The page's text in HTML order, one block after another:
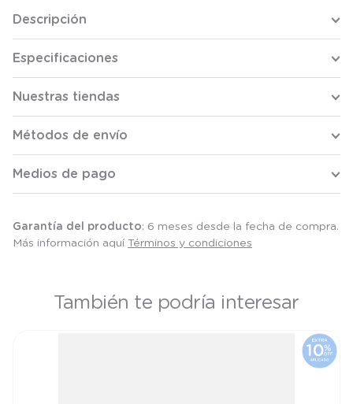
Descripción
Especificaciones
Nuestras tiendas
Métodos de envío
Medios de pago
Garantía del producto: 6 meses desde la fecha de compra.
Más información aquí Términos y condiciones
También te podría interesar